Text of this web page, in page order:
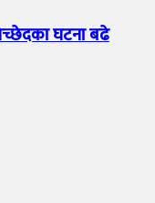
घटना बढे